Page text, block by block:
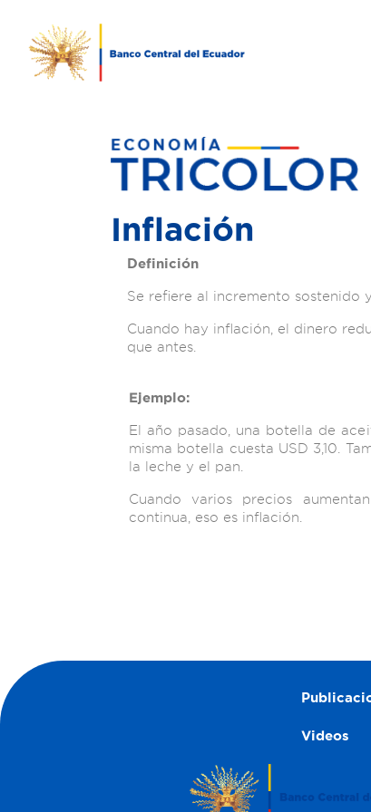
Inflación
Definición
Se refiere al incremento sostenido
Cuando hay inflación, el dinero
que antes.
Ejemplo:
El año pasado, una botella de
misma botella cuesta USD 3,10.
la leche y el pan.
Cuando varios precios
continua, eso es inflación.
Videos